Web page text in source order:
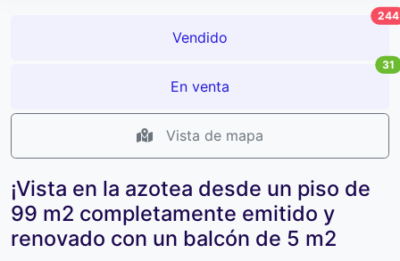
Vendido
244
En venta
31
Vista de mapa
¡Vista en la azotea desde un piso de
99 m2 completamente emitido y
renovado con un balcón de 5 m2